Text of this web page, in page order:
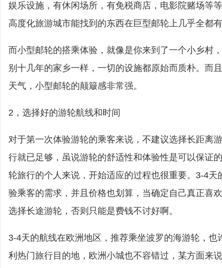
娱乐设施，有休闲场所，有免税商店，电影院赌场等
高度化旅游城市能找到的东西在巨型邮轮上几乎全都
而小型邮轮的搭乘体验，就像是你来到了一个小乡村
别十几年的家乡一样，一切的设施都原始而质朴。而
天气，小型邮轮的颠簸感非常强。
2，选择好的游轮航线和时间
对于第一次体验游轮的乘客来说，不建议选择长距离
行就已足够，虽说游轮的舒适性和体验性是可以保证
轮旅行的个人来说，开始适应的过程也很重要。3-4天
验乘客的需求，并且价格也划算，当确定自己真正喜
选择长途游轮，否则只能是费钱不讨好啊。
3-4天的航线在欧洲地区，推荐乘坐波罗的海游轮，也
利热门旅行目的地，欧洲小城也不容错过，某方面来